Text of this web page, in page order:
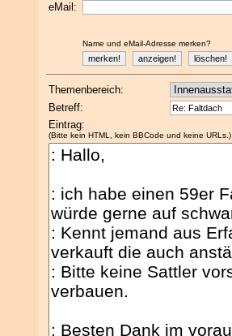
eMail:
Name und eMail-Adresse merken?
Themenbereich:
Betreff:
Eintrag:
(Bitte kein HTML, kein BBCode und keine URLs.)